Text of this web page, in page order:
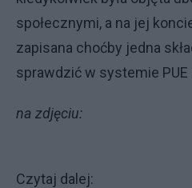
społecznymi, a na jej
zapisana choćby jedna
sprawdzić w systemie PUE
na zdjęciu:
Czytaj dalej: